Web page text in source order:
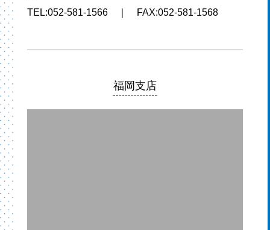
TEL:052-581-1566 ｜ FAX:052-581-1568
福岡支店